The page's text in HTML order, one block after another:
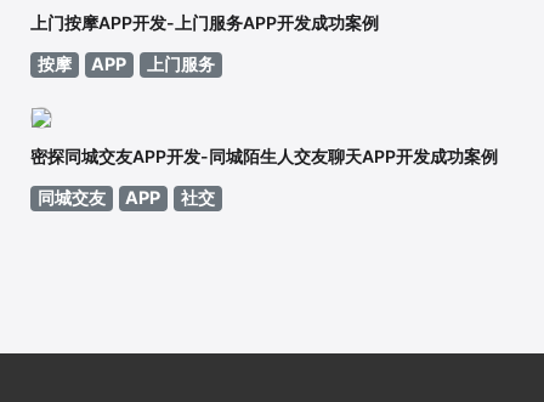
上门按摩APP开发-上门服务APP开发成功案例
按摩
APP 上门服务
密探同城交友APP开发-同城陌生人交友聊天APP开发成功案例
同城交友
APP 社交